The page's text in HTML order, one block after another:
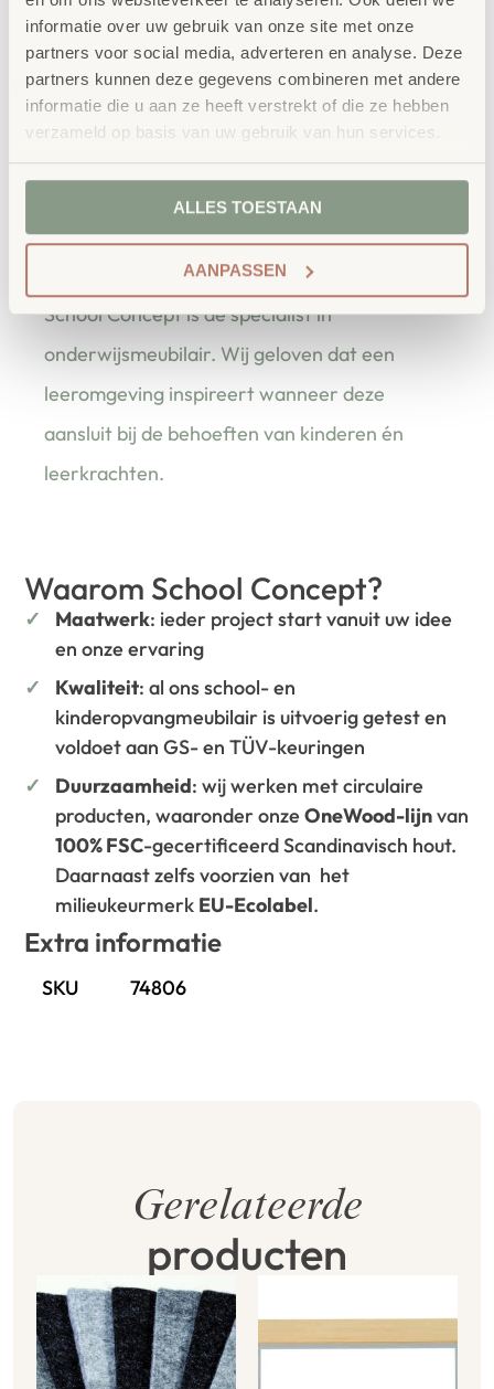
informatie over uw gebruik van onze site met onze
partners voor social media, adverteren en analyse. Deze
partners kunnen deze gegevens combineren met andere
informatie die u aan ze heeft verstrekt of die ze hebben
verzameld op basis van uw gebruik van hun services.
ALLES TOESTAAN
AANPASSEN
Een eigentijdse zitoplossing die comfort en uitstraling
perfect in balans brengt.
Afmeting: 80x40x40cm
Vertrouwdbestellen bij School
School Concept is de specialist in
onderwijsmeubilair. Wij geloven dat een
leeromgeving inspireert wanneer deze
aansluit bij de behoeften van kinderen én
leerkrachten.
Waarom School Concept?
Maatwerk: ieder project start vanuit uw idee
en onze ervaring
Kwaliteit: al ons school- en
kinderopvangmeubilair is uitvoerig getest en
voldoet aan GS- en TÜV-keuringen
Duurzaamheid: wij werken met circulaire
producten, waaronder onzeOneWood-lijnvan
100% FSC-gecertificeerd Scandinavisch hout.
Daarnaast zelfs voorzien van het
milieukeurmerk EU-Ecolabel.
Extra informatie
SKU 74806
Gerelateerde
producten